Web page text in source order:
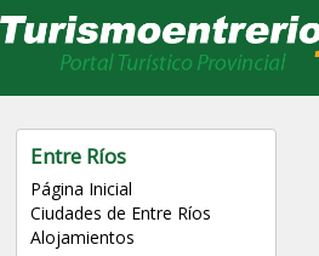
Entre Ríos
Página Inicial
Ciudades de Entre Ríos
Alojamientos